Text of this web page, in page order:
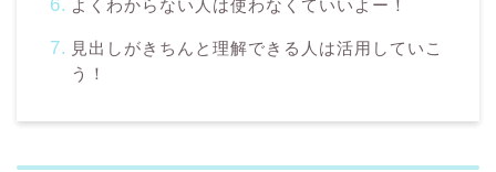
よくわからない人は使わなくていいよー！
見出しがきちんと理解できる人は活用していこ
う！